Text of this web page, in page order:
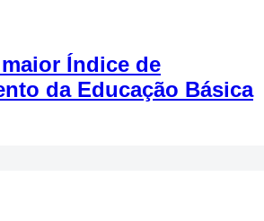
Índice de
da Educação Básica